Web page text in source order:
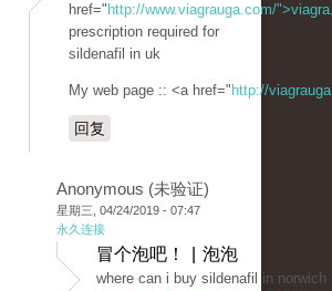
href=" http://www.viagrauga.com/
prescription required for
sildenafil in uk
My web page :: <a href=" http://
回复
Anonymous (未验证)
星期三, 04/24/2019 - 07:47
永久连接
冒个泡吧！ | 泡泡
where can i buy sildenafil in norwich